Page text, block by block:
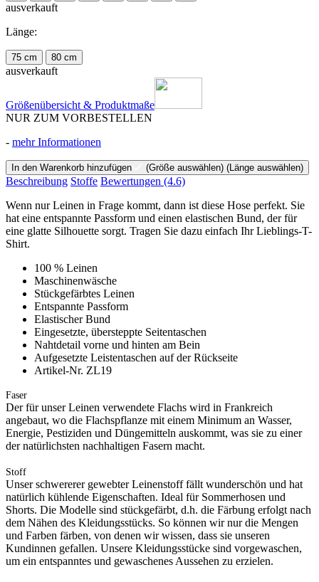
ausverkauft
Länge:
75 cm 80 cm
ausverkauft
Größenübersicht & Produktmaße
NUR ZUM VORBESTELLEN
- mehr Informationen
In den Warenkorb hinzufügen (Größe auswählen) (Länge auswählen)
Beschreibung Stoffe Bewertungen (4.6)
Wenn nur Leinen in Frage kommt, dann ist diese Hose perfekt. Sie
hat eine entspannte Passform und einen elastischen Bund, der für
eine glatte Silhouette sorgt. Tragen Sie dazu einfach Ihr Lieblings-T-
Shirt.
100 % Leinen
Maschinenwäsche
Stückgefärbtes Leinen
Entspannte Passform
Elastischer Bund
Eingesetzte, übersteppte Seitentaschen
Nahtdetail vorne und hinten am Bein
Aufgesetzte Leistentaschen auf der Rückseite
Artikel-Nr. ZL19
Faser
Der für unser Leinen verwendete Flachs wird in Frankreich
angebaut, wo die Flachspflanze mit einem Minimum an Wasser,
Energie, Pestiziden und Düngemitteln auskommt, was sie zu einer
der natürlichsten nachhaltigen Fasern macht.
Stoff
Unser schwererer gewebter Leinenstoff fällt wunderschön und hat
natürlich kühlende Eigenschaften. Ideal für Sommerhosen und
Shorts. Die Modelle sind stückgefärbt, d.h. die Färbung erfolgt nach
dem Nähen des Kleidungsstücks. So können wir nur die Mengen
und Farben färben, von denen wir wissen, dass sie unseren
Kundinnen gefallen. Unsere Kleidungsstücke sind vorgewaschen,
um ein entspanntes und gewaschenes Aussehen zu erzielen.